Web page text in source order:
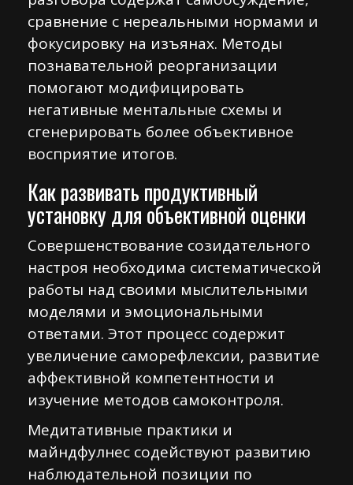
сравнение с нереальными нормами и
фокусировку на изъянах. Методы
познавательной реорганизации
помогают модифицировать
негативные ментальные схемы и
сгенерировать более объективное
восприятие итогов.
Как развивать продуктивный
установку для объективной оценки
Совершенствование созидательного
настроя необходима систематической
работы над своими мыслительными
моделями и эмоциональными
ответами. Этот процесс содержит
увеличение саморефлексии, развитие
аффективной компетентности и
изучение методов самоконтроля.
Медитативные практики и
майндфулнес содействуют развитию
наблюдательной позиции по